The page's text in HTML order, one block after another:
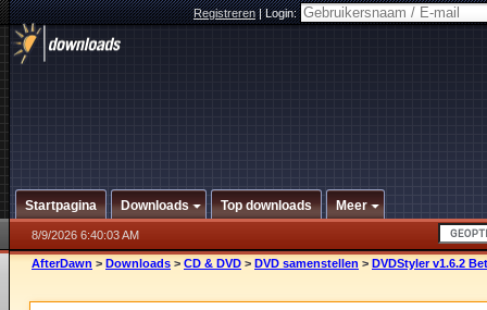
Registreren|Login:
Startpagina Downloads Top downloads Meer
8/9/2026 6:40:03 AM
AfterDawn > Downloads > CD & DVD > DVD samenstellen > DVDStyler v1.6.2